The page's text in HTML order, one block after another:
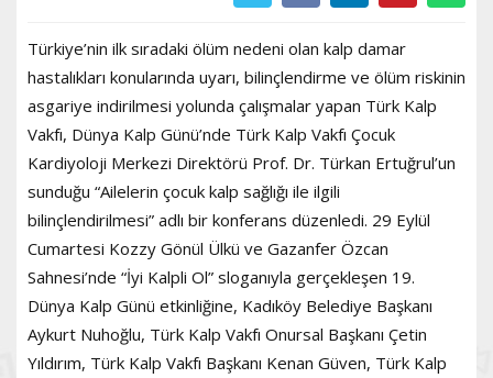
Türkiye’nin ilk sıradaki ölüm nedeni olan kalp damar
hastalıkları konularında uyarı, bilinçlendirme ve ölüm riskinin
asgariye indirilmesi yolunda çalışmalar yapan Türk Kalp
Vakfı, Dünya Kalp Günü’nde Türk Kalp Vakfı Çocuk
Kardiyoloji Merkezi Direktörü Prof. Dr. Türkan Ertuğrul’un
sunduğu “Ailelerin çocuk kalp sağlığı ile ilgili
bilinçlendirilmesi” adlı bir konferans düzenledi. 29 Eylül
Cumartesi Kozzy Gönül Ülkü ve Gazanfer Özcan
Sahnesi’nde “İyi Kalpli Ol” sloganıyla gerçekleşen 19.
Dünya Kalp Günü etkinliğine, Kadıköy Belediye Başkanı
Aykurt Nuhoğlu, Türk Kalp Vakfı Onursal Başkanı Çetin
Yıldırım, Türk Kalp Vakfı Başkanı Kenan Güven, Türk Kalp